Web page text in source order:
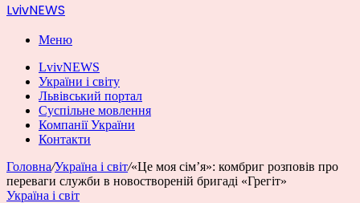
LvivNEWS
Меню
LvivNEWS
України і світу
Львівський портал
Суспільне мовлення
Компанії України
Контакти
Головна/Україна і світ/«Це моя сім’я»: комбриг розповів про
переваги служби в новоствореній бригаді «Грегіт»
Україна і світ